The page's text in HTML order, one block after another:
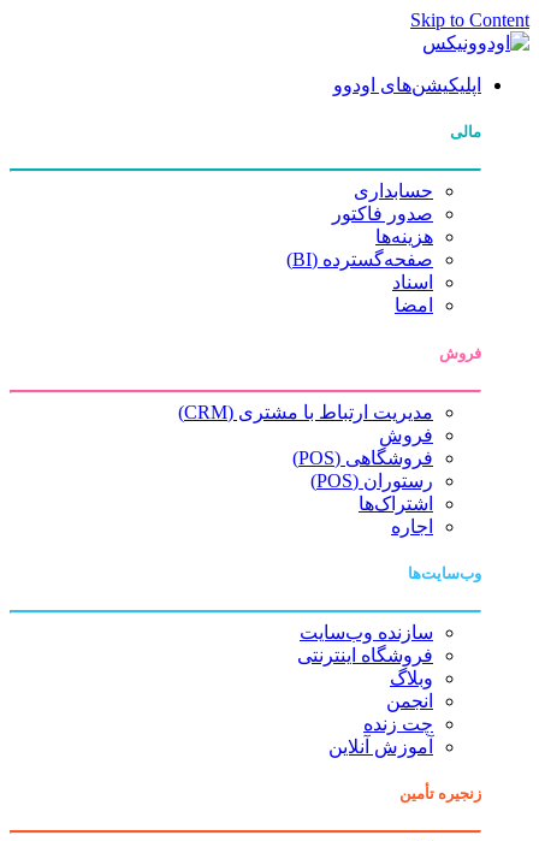
Skip to Content
اپلیکیشن‌های اودوو
مالی
حسابداری
صدور فاکتور
هزینه‌ها
صفحه‌گسترده (BI)
اسناد
امضا
فروش
مدیریت ارتباط با مشتری (CRM)
فروش
فروشگاهی (POS)
رستوران (POS)
اشتراک‌ها
اجاره
وب‌سایت‌ها
سازنده وب‌سایت
فروشگاه اینترنتی
وبلاگ
انجمن
چت زنده
آموزش آنلاین
زنجیره تأمین